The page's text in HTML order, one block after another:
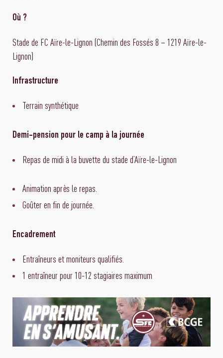
Où ?
Stade de FC Aïre-le-Lignon (Chemin des Fossés 8 – 1219 Aïre-le-
Lignon)
Infrastructure
Terrain synthétique
Demi-pension pour le camp à la journée
Repas de midi à la buvette du stade d’Aïre-le-Lignon
Animation après le repas.
Goûter en fin de journée.
Encadrement
Entraîneurs et moniteurs qualifiés.
1 entraîneur pour 10-12 stagiaires maximum